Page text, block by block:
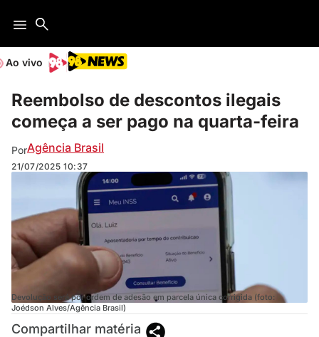
Ao vivo
Reembolso de descontos ilegais
começa a ser pago na quarta-feira
PorAgência Brasil
21/07/2025 10:37
Devolução será por ordem de adesão em parcela única corrigida (foto:
Joédson Alves/Agência Brasil)
Compartilhar matéria